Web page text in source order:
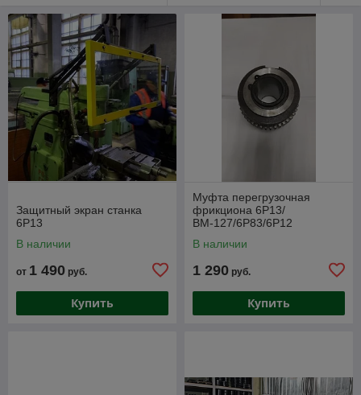
Защитный экран станка
6Р13
В наличии
от 1 490 руб.
Купить
Муфта перегрузочная
фрикциона 6Р13/
ВМ-127/6Р83/6Р12
В наличии
1 290 руб.
Купить